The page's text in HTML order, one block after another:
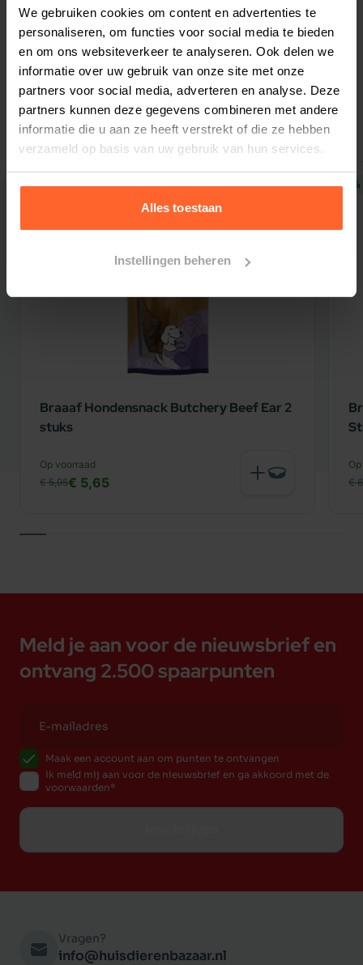
We gebruiken cookies om content en advertenties te
personaliseren, om functies voor social media te bieden
en om ons websiteverkeer te analyseren. Ook delen we
informatie over uw gebruik van onze site met onze
partners voor social media, adverteren en analyse. Deze
partners kunnen deze gegevens combineren met andere
informatie die u aan ze heeft verstrekt of die ze hebben
verzameld op basis van uw gebruik van hun services.
Alles toestaan
Instellingen beheren
kippenvet, gehydrolyseere lamslever, biergist,
aardappel, glucosamine, chondroïtine sulfaat,
appels, wortelen, pompoen, spinazie,
cranberry‘s, zeewier, manno oligosaccharide,
fructo oligosaccharides, yucca schidigera,
oregano, rozemarijn, peterselie, salie.
Analytische bestanddelen:
Ruw eiwit: 28%
Koolhydraten: 33%
Metaboliseerbare energie: 3960 kcal/kg
Bestelherinnering instellen
Gerelateerde producten
5% korting
Braaaf Hondensnack Butchery Beef Ear 2
stuks
Op voorraad
€ 5,95€ 5,65
€
Meld je aan voor de nieuwsbrief en
ontvang 2.500 spaarpunten
Maak een account aan om punten te ontvangen
Ik meld mij aan voor de nieuwsbrief en ga akkoord met de
voorwaarden
Vragen?
info@huisdierenbazaar.nl